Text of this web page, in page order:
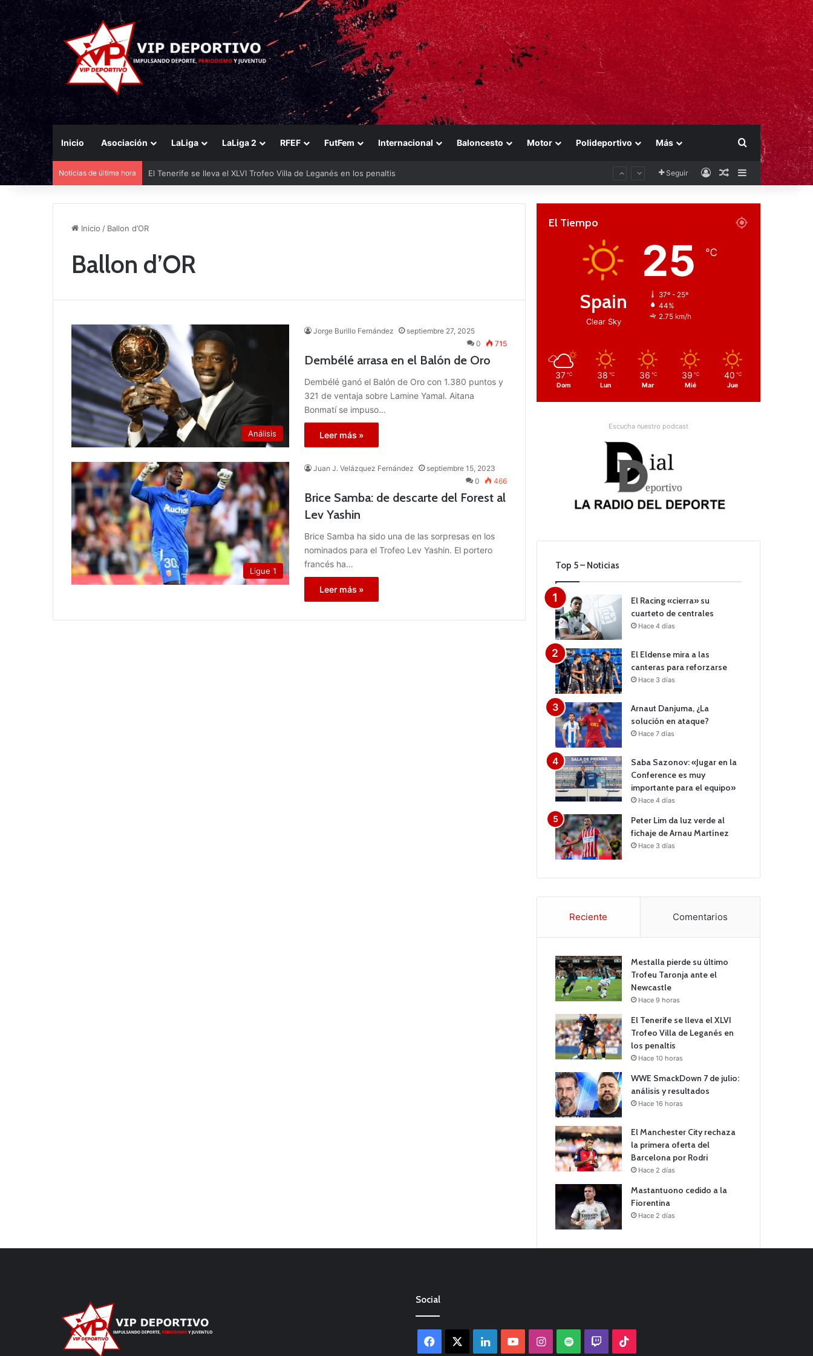
Inicio Asociación LaLiga LaLiga 2 RFEF FutFem Internacional Baloncesto Motor Polideportivo Más Buscar por
Noticias de última hora El Tenerife se lleva el XLVI Trofeo Villa de Leganés en los penaltis Seguir AccesoPublicación al
Barra lateral
Inicio / Ballon d’OR
Ballon d’OR
Análisis
Jorge Burillo Fernández
septiembre 27, 2025
0
715
Dembélé arrasa en el Balón de Oro
Dembélé ganó el Balón de Oro con 1.380 puntos y
321 de ventaja sobre Lamine Yamal. Aitana
Bonmatí se impuso…
Leer más »
Ligue 1
Juan J. Velázquez Fernández
septiembre 15, 2023
0
466
Brice Samba: de descarte del Forest al
Lev Yashin
Brice Samba ha sido una de las sorpresas en los
nominados para el Trofeo Lev Yashin. El portero
francés ha…
Leer más »
El Tiempo
Spain
Clear Sky
25 ℃
37º - 25º
44%
2.75 km/h
37 ℃
Dom
38 ℃
Lun
36 ℃
Mar
39 ℃
Mié
40 ℃
Jue
Escucha nuestro podcast
Top 5 – Noticias
El Racing «cierra» su
cuarteto de centrales
Hace 4 días
El Eldense mira a las
canteras para reforzarse
Hace 3 días
Arnaut Danjuma, ¿La
solución en ataque?
Hace 7 días
Saba Sazonov: «Jugar en la
Conference es muy
importante para el equipo»
Hace 4 días
Peter Lim da luz verde al
fichaje de Arnau Martínez
Hace 3 días
Reciente Comentarios
Mestalla pierde su último
Trofeu Taronja ante el
Newcastle
Hace 9 horas
El Tenerife se lleva el XLVI
Trofeo Villa de Leganés en
los penaltis
Hace 10 horas
WWE SmackDown 7 de julio:
análisis y resultados
Hace 16 horas
El Manchester City rechaza
la primera oferta del
Barcelona por Rodri
Hace 2 días
Mastantuono cedido a la
Fiorentina
Hace 2 días
Social
Facebook LinkedInYouTubeInstagram
Spotify Twitch